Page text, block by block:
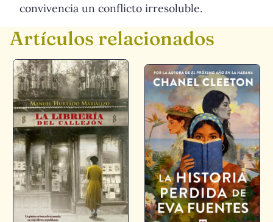
convivencia un conflicto irresoluble.
Artículos relacionados